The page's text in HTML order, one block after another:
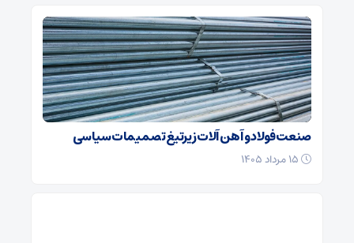
صنعت فولاد و آهن آلات زیر‌تیغ تصمیمات سیاسی